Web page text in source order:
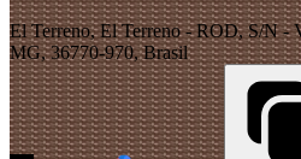
El Terreno, El Terreno - ROD, S/N -
MG, 36770-970, Brasil